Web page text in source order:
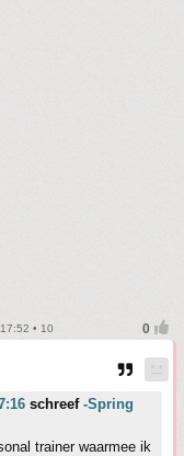
• 10
schreef -Spring
trainer waarmee ik